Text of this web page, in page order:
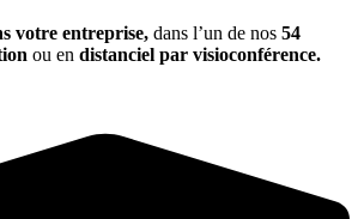
votre entreprise, dans l’un de nos 54
ou en distanciel par visioconférence.